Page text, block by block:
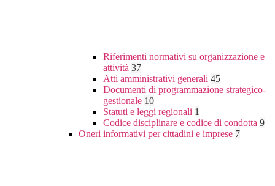
Riferimenti normativi su organizzazione e
attività 37
Atti amministrativi generali 45
Documenti di programmazione strategico-
gestionale 10
Statuti e leggi regionali 1
Codice disciplinare e codice di condotta 9
Oneri informativi per cittadini e imprese 7